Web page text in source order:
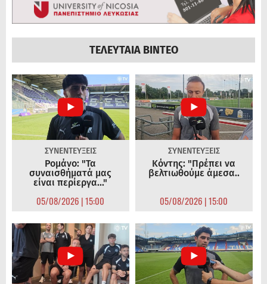
ΤΕΛΕΥΤΑΙΑ ΒΙΝΤΕΟ
ΣΥΝΕΝΤΕΥΞΕΙΣ
Ρομάνο: "Τα
συναισθήματά μας
είναι περίεργα..."
05/08/2026 | 15:00
ΣΥΝΕΝΤΕΥΞΕΙΣ
Κόντης: "Πρέπει να
βελτιωθούμε άμεσα..
05/08/2026 | 15:00